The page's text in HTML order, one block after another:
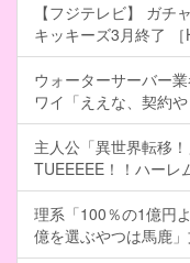
【フジテレビ】 ガ
キッキーズ3月終了 ［
ウォーターサーバー
ワイ「ええな、契約や
主人公「異世界転移
TUEEEEE！！ハー
理系「100％の1億円
億を選ぶやつは馬鹿」